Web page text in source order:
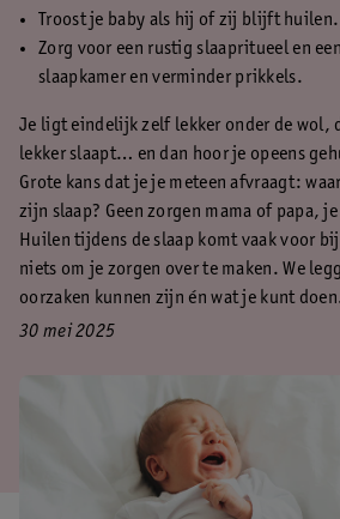
Troost je baby als hij of zij blijft huilen.
Zorg voor een rustig slaapritueel en
slaapkamer en verminder prikkels.
Je ligt eindelijk zelf lekker onder de wol,
lekker slaapt… en dan hoor je opeens
Grote kans dat je je meteen afvraagt:
zijn slaap? Geen zorgen mama of papa,
Huilen tijdens de slaap komt vaak voor bij
niets om je zorgen over te maken. We
oorzaken kunnen zijn én wat je kunt
30 mei 2025